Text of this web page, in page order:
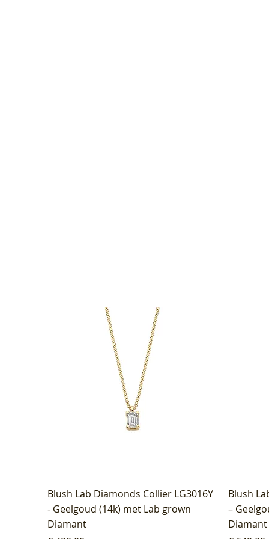
Blush Lab Diamonds Collier LG3016Y
- Geelgoud (14k) met Lab grown
Diamant
Blush
–
Diamant